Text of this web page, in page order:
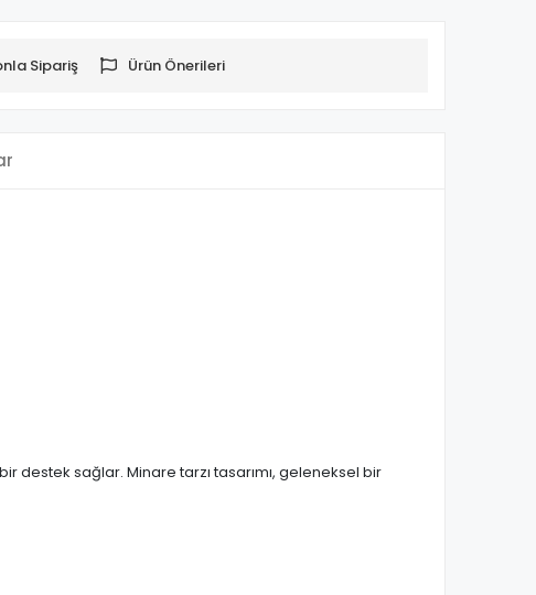
Sipariş Ürün Önerileri
destek sağlar. Minare tarzı tasarımı, geleneksel bir